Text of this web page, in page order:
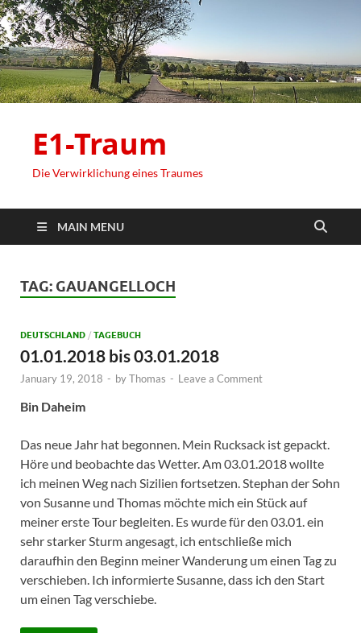
E1-Traum
Die Verwirklichung eines Traumes
MAIN MENU
TAG: GAUANGELLOCH
DEUTSCHLAND / TAGEBUCH
01.01.2018 bis 03.01.2018
January 19, 2018 - byThomas - Leave a Comment
Bin Daheim
Das neue Jahr hat begonnen. Mein Rucksack ist gepackt.
Höre und beobachte das Wetter. Am 03.01.2018 wollte
ich meinen Weg nach Sizilien fortsetzen. Stephan der Sohn
von Susanne und Thomas möchte mich ein Stück auf
meiner erste Tour begleiten. Es wurde für den 03.01. ein
sehr starker Sturm angesagt, ich entschließe mich
daraufhin den Beginn meiner Wanderung um einen Tag zu
verschieben. Ich informierte Susanne, dass ich den Start
um einen Tag verschiebe.